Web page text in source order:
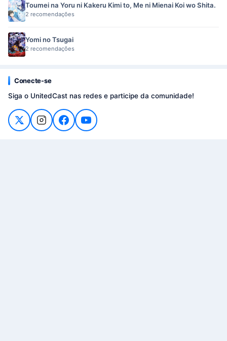
Toumei na Yoru ni Kakeru Kimi to, Me ni Mienai Koi wo Shita.
2 recomendações
Yomi no Tsugai
2 recomendações
Conecte-se
Siga o UnitedCast nas redes e participe da comunidade!